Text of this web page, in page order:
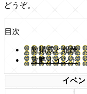
どうぞ。
目次
敵構成と報酬
攻略ポイント
イベ